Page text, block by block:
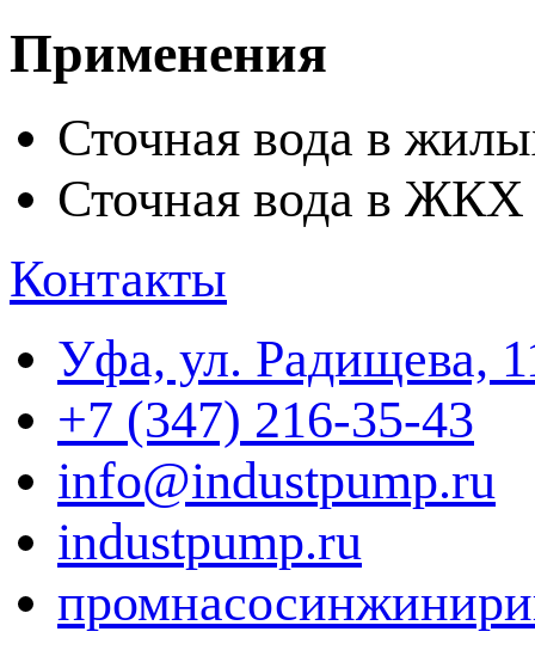
Применения
Сточная вода в
Сточная вода в ЖКХ
Контакты
Уфа, ул. Радищева,
+7 (347) 216-35-43
info@industpump.ru
industpump.ru